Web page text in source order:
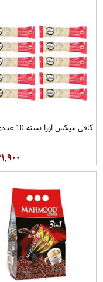
کافی میکس اورا بسته 10 عددی